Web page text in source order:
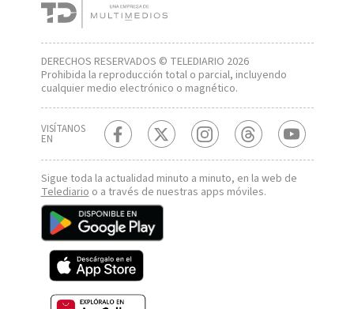
DERECHOS RESERVADOS © TELEDIARIO 2026
Prohibida la reproducción total o parcial, incluyendo
cualquier medio electrónico o magnético.
VISÍTANOS
EN
Sigue toda la actualidad minuto a minuto, en la web de
Telediarioo a través de nuestras apps móviles.